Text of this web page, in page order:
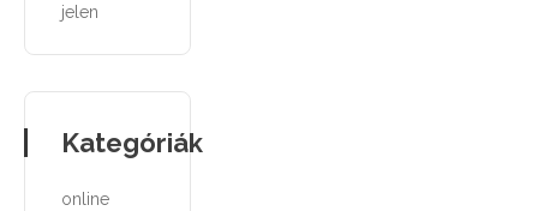
jelen
Kategóriák
online